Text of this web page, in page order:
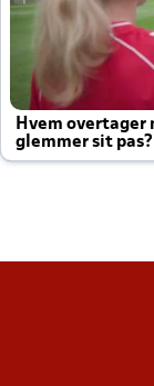
Hvem overtager
glemmer sit
altid til efter